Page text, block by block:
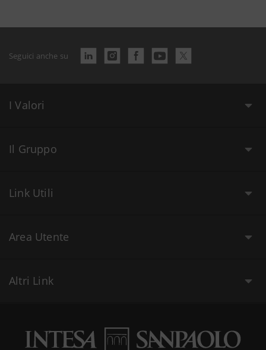
Seguici anche su
I Valori
Il Gruppo
Link Utili
Area Utente
Altri Link